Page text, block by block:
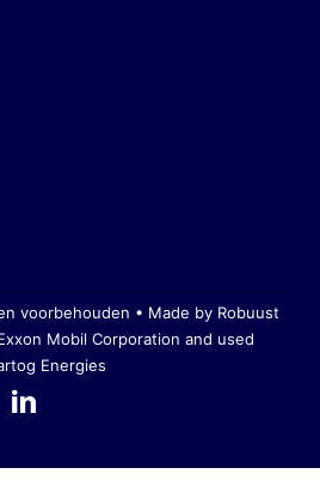
voorbehouden • Made by Robuust
Mobil Corporation and used
Energies